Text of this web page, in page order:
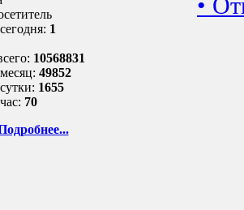
1
10568831
49852
1655
70
•